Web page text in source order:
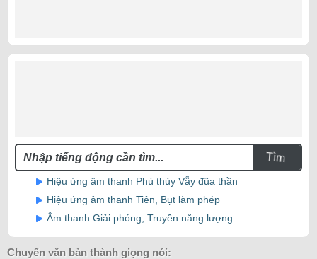
Tìm
Hiệu ứng âm thanh Phù thủy Vẫy đũa thần
Hiệu ứng âm thanh Tiên, Bụt làm phép
Âm thanh Giải phóng, Truyền năng lượng
Chuyển văn bản thành giọng nói: